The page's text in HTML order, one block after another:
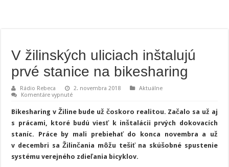
V žilinských uliciach inštalujú
prvé stanice na bikesharing
Rádio Rebeca 2. novembra 2018
Aktuálne
Komentáre vypnuténa
uliciach
inštalujú
prvé
na
bikesharing
Bikesharing v Žiline bude už čoskoro realitou. Začalo sa už aj
s prácami, ktoré budú viesť k inštalácii prvých dokovacích
staníc. Práce by mali prebiehať do konca novembra a už
v decembri sa Žilinčania môžu tešiť na skúšobné spustenie
systému verejného zdieľania bicyklov.